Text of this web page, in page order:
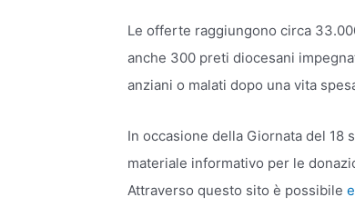
Le offerte raggiungono circa
anche 300 preti diocesani
anziani o malati dopo una vita
In occasione della Giornata del
materiale informativo per le
Attraverso questo sito è possibile